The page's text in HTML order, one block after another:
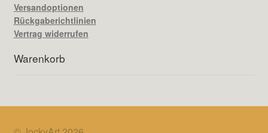
Versandoptionen
Rückgaberichtlinien
Vertrag widerrufen
Warenkorb